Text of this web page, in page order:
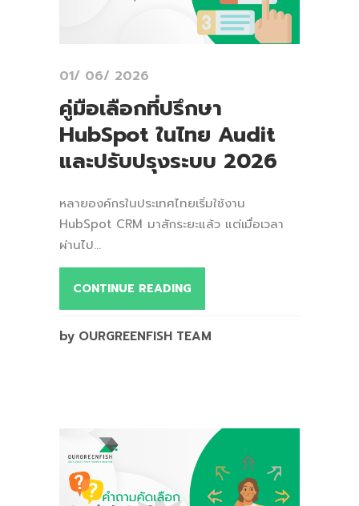
01/ 06/ 2026
คู่มือเลือกที่ปรึกษา
HubSpot ในไทย Audit
และปรับปรุงระบบ 2026
หลายองค์กรในประเทศไทยเริ่มใช้งาน
HubSpot CRM มาสักระยะแล้ว แต่เมื่อเวลา
ผ่านไป...
CONTINUE READING
by OURGREENFISH TEAM